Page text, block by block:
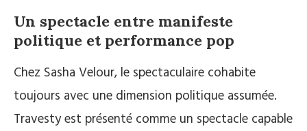
Un spectacle entre manifeste
politique et performance pop
Chez Sasha Velour, le spectaculaire cohabite
toujours avec une dimension politique assumée.
Travesty est présenté comme un spectacle capable